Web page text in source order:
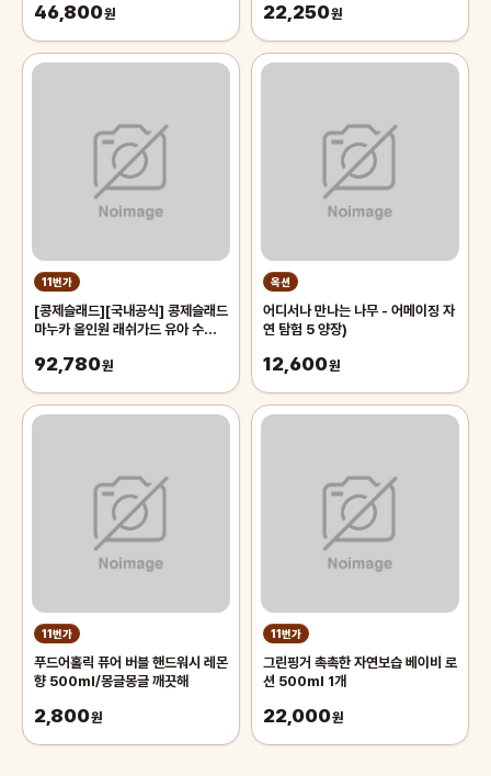
46,800원 22,250원
11번가
[콩제슬래드][국내공식] 콩제슬래드
마누카 올인원 래쉬가드 유아 수영복
92,780원
옥션
어디서나 만나는 나무 - 어메이징 자
연 탐험 5 양장)
12,600원
11번가
푸드어홀릭 퓨어 버블 핸드워시 레몬
향 500ml/몽글몽글 깨끗해
2,800원
11번가
그린핑거 촉촉한 자연보습 베이비 로
션 500ml 1개
22,000원